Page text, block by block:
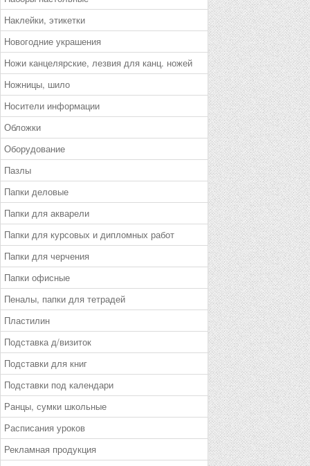
Наклейки, этикетки
Новогодние украшения
Ножи канцелярские, лезвия для канц. ножей
Ножницы, шило
Носители информации
Обложки
Оборудование
Пазлы
Папки деловые
Папки для акварели
Папки для курсовых и дипломных работ
Папки для черчения
Папки офисные
Пеналы, папки для тетрадей
Пластилин
Подставка д/визиток
Подставки для книг
Подставки под календари
Ранцы, сумки школьные
Расписания уроков
Рекламная продукция